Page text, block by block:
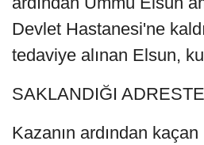
Devlet Hastanesi'ne
tedaviye alınan Elsun,
SAKLANDIĞI
Kazanın ardından